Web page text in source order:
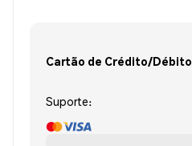
Cartão de Crédito/Débito
Suporte: